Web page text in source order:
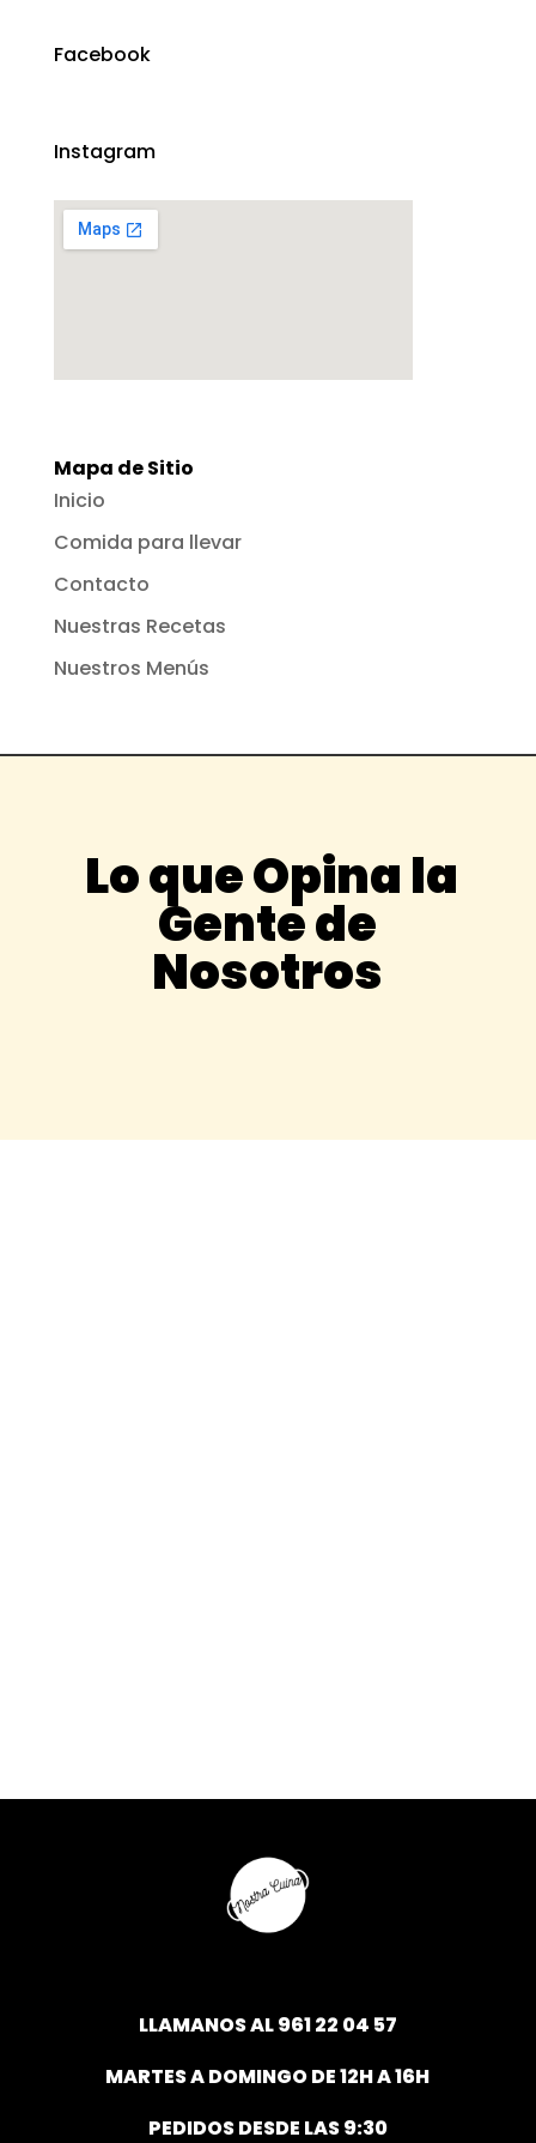
Facebook
Instagram
Mapa de Sitio
Inicio
Comida para llevar
Contacto
Nuestras Recetas
Nuestros Menús
Lo que Opina la
Gente de
Nosotros
LLAMANOS AL961 22 04 57
MARTES A DOMINGO DE 12H A 16H
PEDIDOS DESDE LAS 9:30